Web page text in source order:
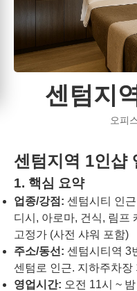
센텀지
오피
센텀지역 1인샵
1. 핵심 요약
업종/강점: 센텀시티 인
디시, 아로마, 건식, 림프
고정가 (사전 샤워 포함)
주소/동선: 센텀시티역 3
센텀로 인근. 지하주차장
영업시간: 오전 11시 ~